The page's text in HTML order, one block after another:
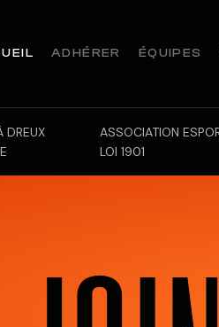
ADHÉRER ÉQUIPES
DREUX
ASSOCIATION
LOI 1901